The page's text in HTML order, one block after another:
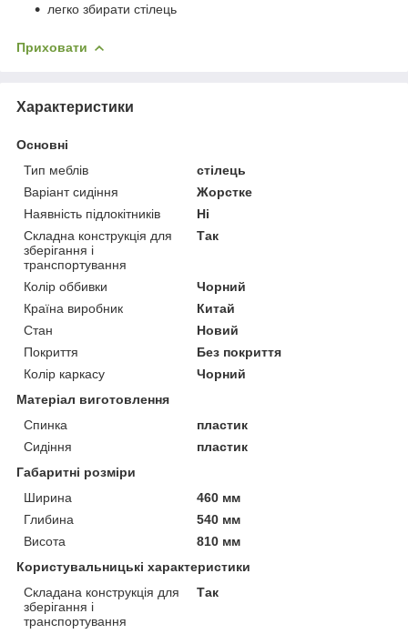
легко збирати стілець
Приховати
Характеристики
Основні
Тип меблів
стілець
Варіант сидіння
Жорстке
Наявність підлокітників
Ні
Складна конструкція для
зберігання і
транспортування
Так
Колір оббивки
Чорний
Країна виробник
Китай
Стан
Новий
Покриття
Без покриття
Колір каркасу
Чорний
Матеріал виготовлення
Спинка
пластик
Сидіння
пластик
Габаритні розміри
Ширина
460 мм
Глибина
540 мм
Висота
810 мм
Користувальницькі характеристики
Складана конструкція для
зберігання і
транспортування
Так